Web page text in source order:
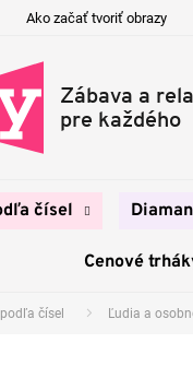
Ako začať tvoriť obrazy
čísel
Cenové
čísel Ľudia a